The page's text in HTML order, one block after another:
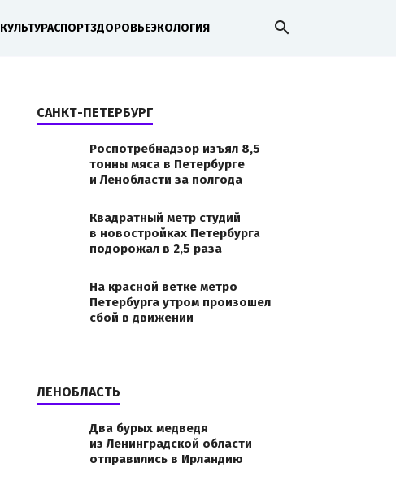
КУЛЬТУРАСПОРТЗДОРОВЬЕЭКОЛОГИЯ search
САНКТ-ПЕТЕРБУРГ
Роспотребнадзор изъял 8,5
тонны мяса в Петербурге
и Ленобласти за полгода
Квадратный метр студий
в новостройках Петербурга
подорожал в 2,5 раза
На красной ветке метро
Петербурга утром произошел
сбой в движении
ЛЕНОБЛАСТЬ
Два бурых медведя
из Ленинградской области
отправились в Ирландию